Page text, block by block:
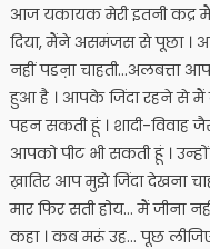
आज यकायक मेरी इतनी कद्र मैं
दिया, मैंने असमंजस से पूछा ।
नहीं पडऩा चाहती…अलबत्ता
हुआ है । आपके जिंदा रहने से मैं
पहन सकती हूं । शादी-विवाह
आपको पीट भी सकती हूं ।
ख़ातिर आप मुझे जिंदा देखना
मार फिर सती होय… मैं जीना
कहा । कब मरूं उह… पूछ